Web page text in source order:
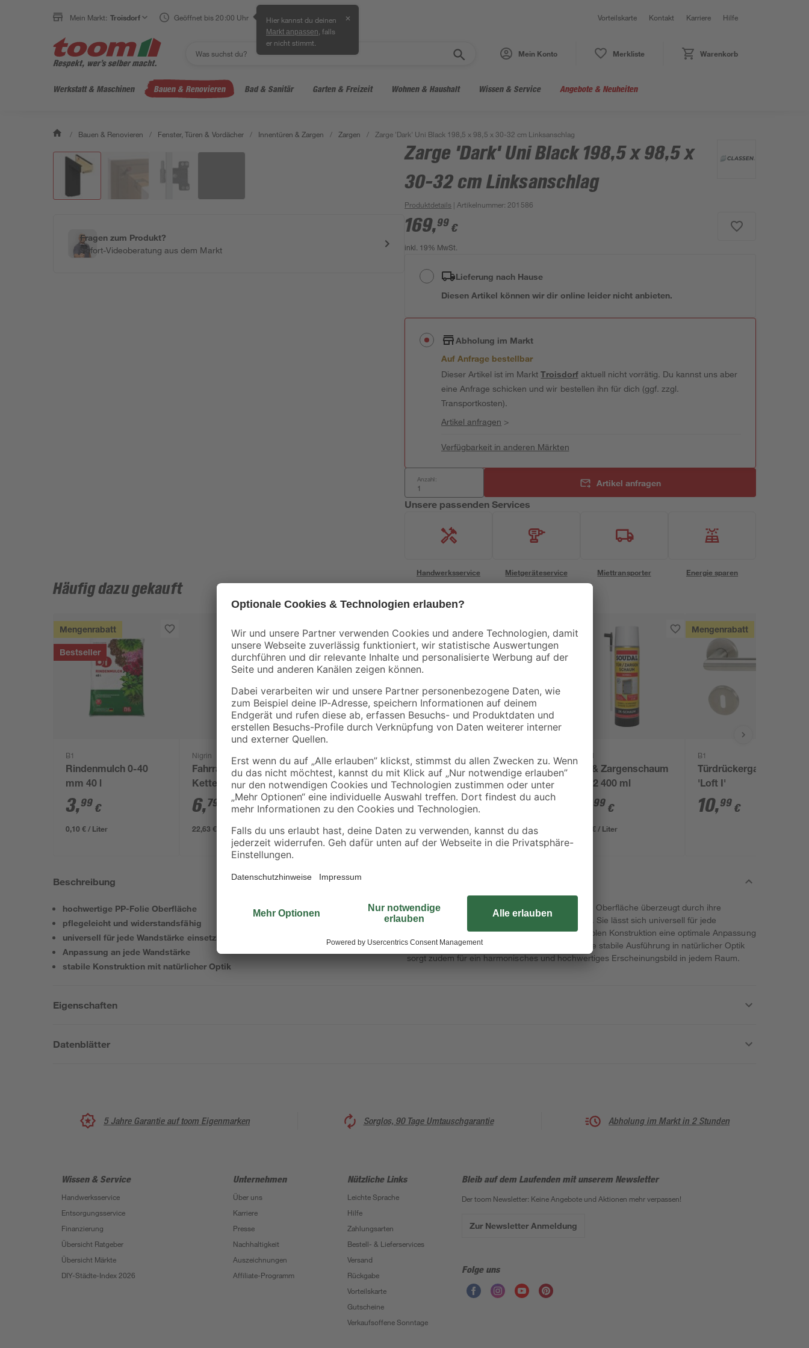
Mein Markt: Troisdorf Geöffnet bis 20:00 Uhr Hier kannst du deinen
Markt anpassen , falls
er nicht stimmt.
✕ Vorteilskarte Kontakt Karriere Hilfe
Mein Konto Merkliste Warenkorb
Werkstatt & Maschinen Bauen & Renovieren Bad & Sanitär Garten & Freizeit Wohnen & Haushalt Wissen & Service Angebote & Neuheiten
/ Bauen & Renovieren / Fenster, Türen & Vordächer / Innentüren & Zargen / Zargen / Zarge 'Dark' Uni Black 198,5 x 98,5 x 30-32 cm Linksanschlag
Fragen zum Produkt?
Sofort-Videoberatung aus dem Markt
Zarge 'Dark' Uni Black 198,5 x 98,5 x
30-32 cm Linksanschlag
Produktdetails | Artikelnummer: 201586
169,99 €
inkl. 19% MwSt.
Lieferung nach Hause
Diesen Artikel können wir dir online leider nicht anbieten.
Abholung im Markt
Auf Anfrage bestellbar
Dieser Artikel ist im MarktTroisdorfaktuell nicht vorrätig. Du kannst uns aber
eine Anfrage schicken und wir bestellen ihn für dich (ggf. zzgl.
Transportkosten).
Artikel anfragen >
Verfügbarkeit in anderen Märkten
Anzahl: Artikel anfragen
Unsere passenden Services
Handwerksservice Mietgeräteservice Miettransporter Energie sparen
Häufig dazu gekauft
Mengenrabatt
Bestseller
B1
Rindenmulch 0-40
mm 40 l
3,99 €
0,10 € / Liter
Nigrin
Fahrrad-
Kettenreiniger 'Bike
Line' 300 ml
6,79
22,63 € / Liter
Bestseller
Nigrin
Fahrrad Kettenöl
'Bike-Care' Allwetter
100 ml
6,59 €
65,90 € / Liter
Bestseller
toom
Spielsand beige 0-2
mm 25 kg
3,29€
0,13 € / Kilogramm
Tür- & Zargenschaum
2K B2 400 ml
99 €
34,98 € / Liter
Mengenrabatt
B1
Türdrückergarnitur
'Loft I'
10,99 €
Beschreibung
hochwertige PP-Folie Oberfläche
pflegeleicht und widerstandsfähig
universell für jede Wandstärke einsetzbar
Anpassung an jede Wandstärke
stabile Konstruktion mit natürlicher Optik
Die verstellbare Zarge mit hochwertiger PP-Folie Oberfläche überzeugt durch ihre
pflegeleichte und widerstandsfähige Ausführung. Sie lässt sich universell für jede
Wandstärke einsetzen und bietet dank ihrer flexiblen Konstruktion eine optimale Anpassung
an unterschiedliche bauliche Gegebenheiten. Die stabile Ausführung in natürlicher Optik
sorgt zudem für ein harmonisches und hochwertiges Erscheinungsbild in jedem Raum.
Eigenschaften
Datenblätter
5 Jahre Garantie auf toom Eigenmarken Sorglos, 90 Tage Umtauschgarantie Abholung im Markt in 2 Stunden
Wissen & Service
Handwerksservice
Entsorgungsservice
Finanzierung
Übersicht Ratgeber
Übersicht Märkte
DIY-Städte-Index 2026
Unternehmen
Über uns
Karriere
Presse
Nachhaltigkeit
Auszeichnungen
Affiliate-Programm
Nützliche Links
Leichte Sprache
Hilfe
Zahlungsarten
Bestell- & Lieferservices
Versand
Rückgabe
Vorteilskarte
Gutscheine
Verkaufsoffene Sonntage
Bleib auf dem Laufenden mit unserem Newsletter
Der toom Newsletter: Keine Angebote und Aktionen mehr verpassen!
Zur Newsletter Anmeldung
Folge uns